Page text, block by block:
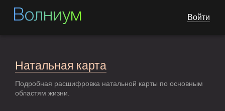
Волниум Войти
Натальная карта
Подробная расшифровка натальной карты по основным
областям жизни.